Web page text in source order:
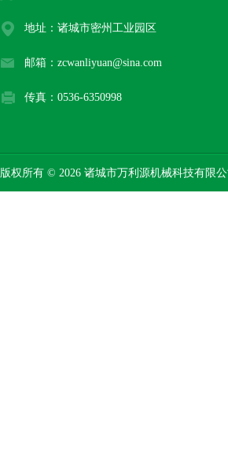
地址：诸城市密州工业园区
邮箱：zcwanliyuan@sina.com
传真：0536-6350998
版权所有 © 2026 诸城市万利源机械科技有限